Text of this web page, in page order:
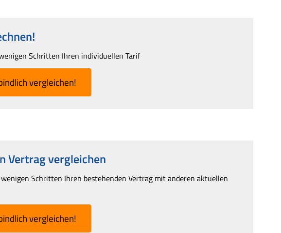
Schritten Ihren individuellen Tarif
ver­gleichen!
Vertrag ver­gleichen
Schritten Ihren bestehenden Vertrag mit anderen aktuellen
ver­gleichen!